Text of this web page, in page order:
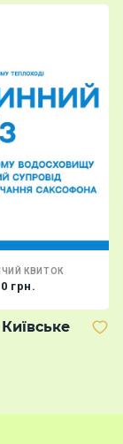
КВИТОК
0 грн.